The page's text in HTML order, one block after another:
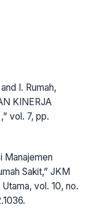
I. Rumah,
KINERJA
vol. 7, pp.
Manajemen
Sakit,” JKM
vol. 10, no.